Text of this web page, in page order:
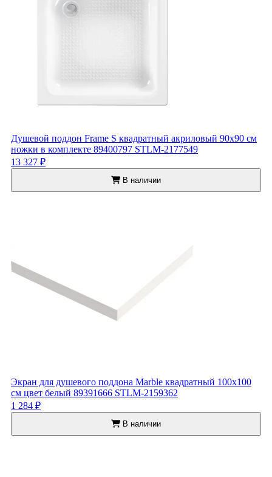
Душевой поддон Frame S квадратный акриловый 90x90 см
ножки в комплекте 89400797 STLM-2177549
13 327 ₽
В наличии
Экран для душевого поддона Marble квадратный 100x100
см цвет белый 89391666 STLM-2159362
1 284 ₽
В наличии